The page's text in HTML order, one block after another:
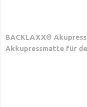
BACKLAXX®
Akkupressmatte für